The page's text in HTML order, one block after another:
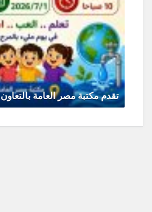
تقدم مكتبة مصر العامة بالتعاون